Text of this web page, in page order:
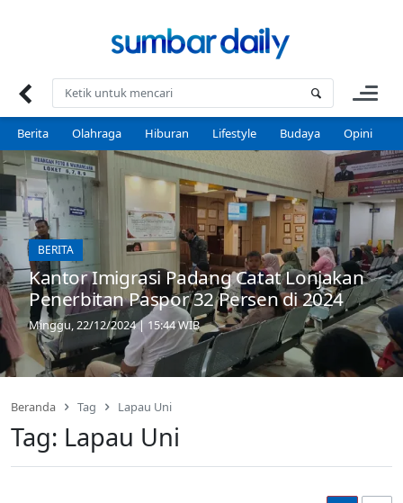
Berita Olahraga Hiburan Lifestyle Budaya Opini
BERITA
Kantor Imigrasi Padang Catat Lonjakan
Penerbitan Paspor 32 Persen di 2024
Minggu, 22/12/2024 | 15:44 WIB
Beranda Tag Lapau Uni
Tag: Lapau Uni